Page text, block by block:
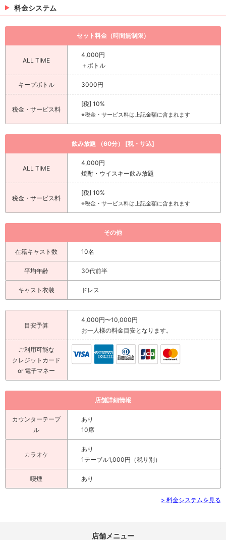
料金システム
セット料金（時間無制限）
ALL TIME
4,000円
＋ボトル
キープボトル 3000円
税金・サービス料
[税] 10%
※税金・サービス料は上記金額に含まれます
飲み放題 （60分） [税・サ込]
ALL TIME
4,000円
焼酎・ウイスキー飲み放題
税金・サービス料
[税] 10%
※税金・サービス料は上記金額に含まれます
その他
在籍キャスト数 10名
平均年齢 30代前半
キャスト衣装 ドレス
目安予算
4,000円〜10,000円
お一人様の料金目安となります。
ご利用可能な
クレジットカード
or 電子マネー
店舗詳細情報
カウンターテーブ
ル
あり
10席
カラオケ
あり
1テーブル1,000円（税サ別）
喫煙 あり
> 料金システムを見る
店舗メニュー